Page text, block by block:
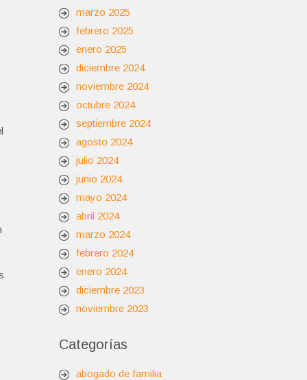
marzo 2025
febrero 2025
enero 2025
diciembre 2024
noviembre 2024
octubre 2024
septiembre 2024
agosto 2024
julio 2024
junio 2024
mayo 2024
abril 2024
marzo 2024
febrero 2024
enero 2024
diciembre 2023
noviembre 2023
Categorías
abogado de familia